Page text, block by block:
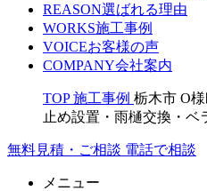
REASON選ばれる理由
WORKS施工事例
VOICEお客様の声
COMPANY会社案内
TOP 施工事例 栃木市 O
止め設置・雨樋交換・ベ
無料見積・ご相談 電話で相談
メニュー